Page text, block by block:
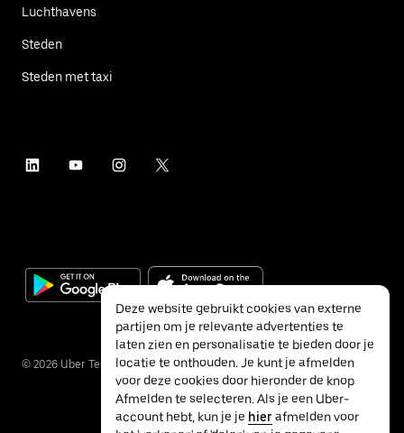
Luchthavens
Steden
Steden met taxi
© 2026 Uber Technologies Inc.
Deze website gebruikt cookies van externe
partijen om je relevante advertenties te
laten zien en personalisatie te bieden door je
locatie te onthouden. Je kunt je afmelden
voor deze cookies door hieronder de knop
Afmelden te selecteren. Als je een Uber-
account hebt, kun je je hierafmelden voor